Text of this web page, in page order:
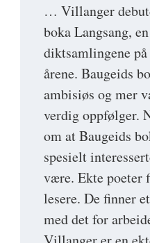
… Villanger
boka Langsang,
diktsamlingene
årene. Baugeids
ambisiøs og mer
verdig oppfølger.
om at Baugeids
spesielt
være. Ekte poeter
lesere. De finner
med det for